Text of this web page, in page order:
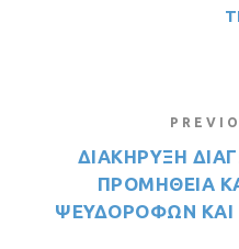
ΔΙΑΚΗΡΥΞΗ
ΠΡΟΜΗΘΕΙΑ
ΨΕΥΔΟΡΟΦΩΝ